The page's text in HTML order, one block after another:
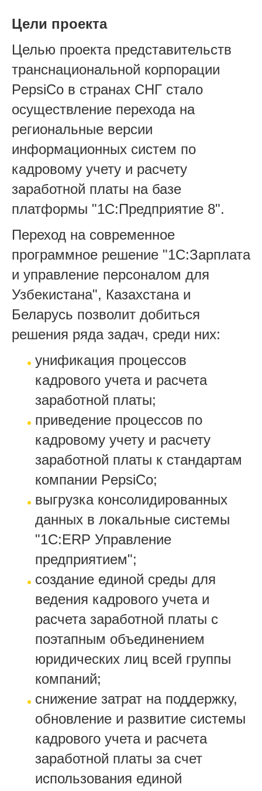
Цели проекта
Целью проекта представительств
транснациональной корпорации
PepsiCo в странах СНГ стало
осуществление перехода на
региональные версии
информационных систем по
кадровому учету и расчету
заработной платы на базе
платформы "1С:Предприятие 8".
Переход на современное
программное решение "1С:Зарплата
и управление персоналом для
Узбекистана", Казахстана и
Беларусь позволит добиться
решения ряда задач, среди них:
унификация процессов
кадрового учета и расчета
заработной платы;
приведение процессов по
кадровому учету и расчету
заработной платы к стандартам
компании PepsiCo;
выгрузка консолидированных
данных в локальные системы
"1С:ERP Управление
предприятием";
создание единой среды для
ведения кадрового учета и
расчета заработной платы с
поэтапным объединением
юридических лиц всей группы
компаний;
снижение затрат на поддержку,
обновление и развитие системы
кадрового учета и расчета
заработной платы за счет
использования единой